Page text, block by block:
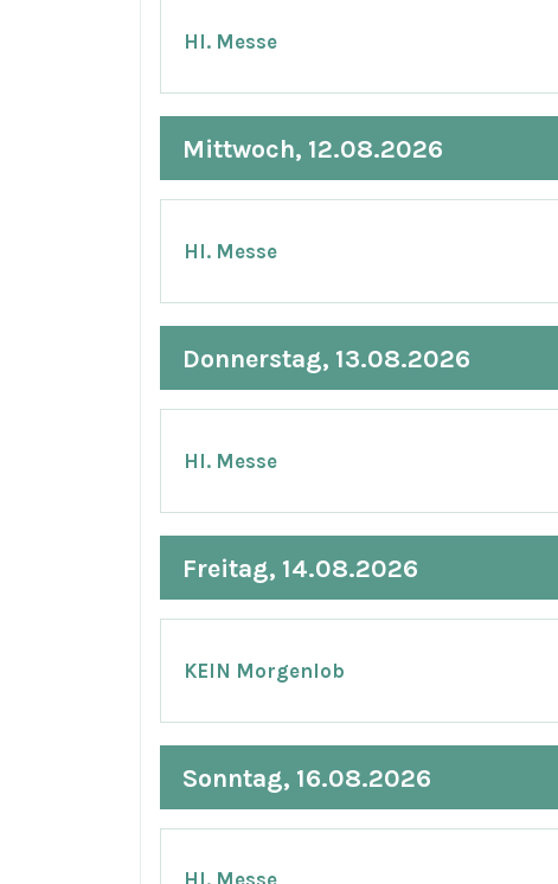
Hl. Messe
Mittwoch, 12.08.2026
Hl. Messe
Donnerstag, 13.08.2026
Hl. Messe
Freitag, 14.08.2026
KEIN Morgenlob
Sonntag, 16.08.2026